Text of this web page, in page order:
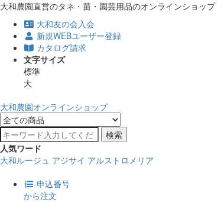
大和農園直営のタネ・苗・園芸用品のオンラインショップ
大和友の会入会
新規WEBユーザー登録
カタログ請求
文字サイズ
標準
大
大和農園オンラインショップ
検索
人気ワード
大和ルージュ アジサイ アルストロメリア
申込番号
から注文